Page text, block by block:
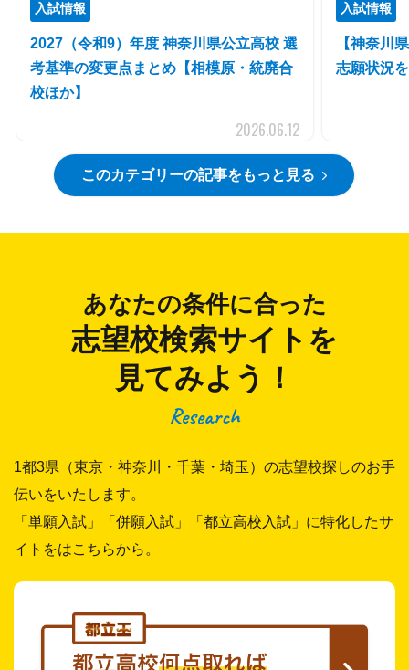
入試情報
2027（令和9）年度 神奈川県公立高校 選
考基準の変更点まとめ【相模原・統廃合
校ほか】
2026.06.12
入試情報
【神奈川
志願状況
このカテゴリーの記事をもっと見る
あなたの条件に合った
志望校検索サイトを
見てみよう！
Research
1都3県（東京・神奈川・千葉・埼玉）の志望校探しのお手
伝いをいたします。
「単願入試」「併願入試」「都立高校入試」に特化したサ
イトをはこちらから。